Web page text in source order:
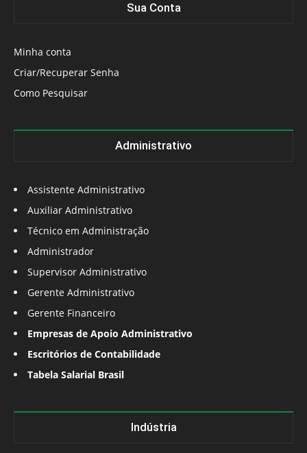
Sua Conta
Minha conta
Criar/Recuperar Senha
Como Pesquisar
Administrativo
Assistente Administrativo
Auxiliar Administrativo
Técnico em Administração
Administrador
Supervisor Administrativo
Gerente Administrativo
Gerente Financeiro
Empresas de Apoio Administrativo
Escritórios de Contabilidade
Tabela Salarial Brasil
Indústria